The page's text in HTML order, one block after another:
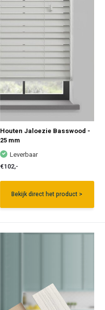
Houten Jaloezie Basswood -
25 mm
Leverbaar
€102,-
Bekijk direct het product >